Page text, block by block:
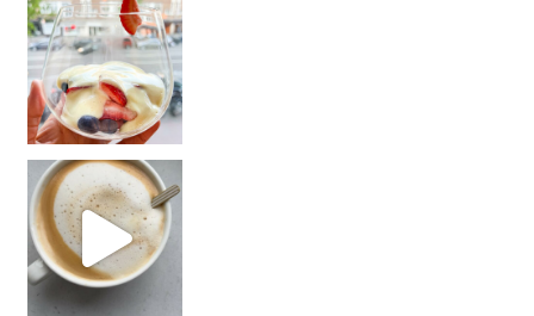
Na 2,5 maand in Zuid-Amerika